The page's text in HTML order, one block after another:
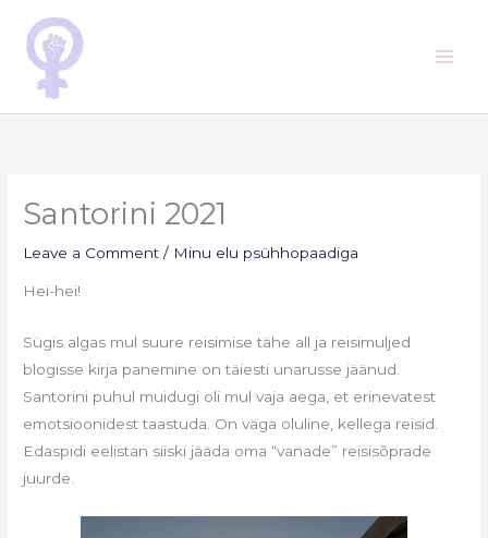
content
Santorini 2021
Leave a Comment / Minu elu psühhopaadiga
Hei-hei!
Sügis algas mul suure reisimise tähe all ja reisimuljed
blogisse kirja panemine on täiesti unarusse jäänud.
Santorini puhul muidugi oli mul vaja aega, et erinevatest
emotsioonidest taastuda. On väga oluline, kellega reisid.
Edaspidi eelistan siiski jääda oma “vanade” reisisõprade
juurde.